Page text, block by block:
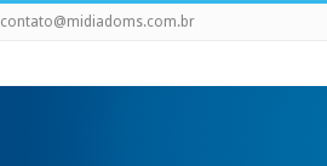
contato@midiadoms.com.br